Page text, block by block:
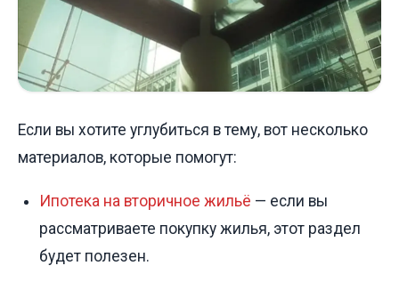
Если вы хотите углубиться в тему, вот несколько
материалов, которые помогут:
Ипотека на вторичное жильё — если вы
рассматриваете покупку жилья, этот раздел
будет полезен.